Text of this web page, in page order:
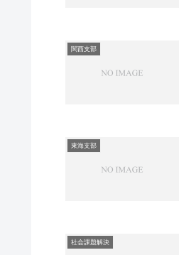
関西支部
東海支部
社会課題解決